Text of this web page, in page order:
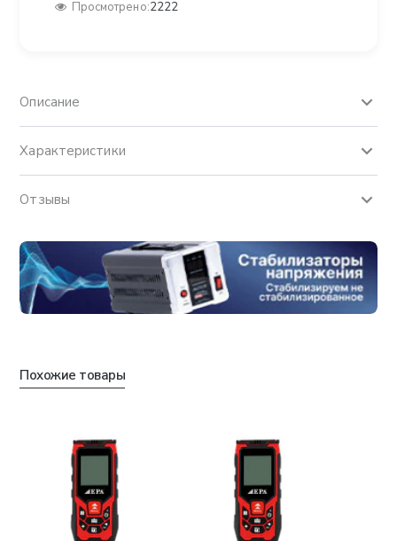
Просмотрено:2222
Описание
Характеристики
Отзывы
Похожие товары